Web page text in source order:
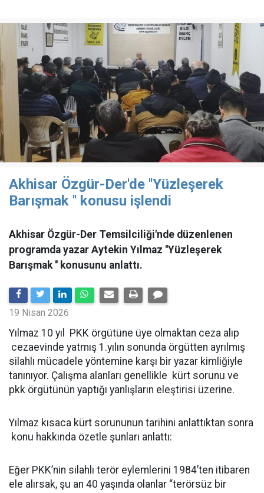
Akhisar Özgür-Der'de ''Yüzleşerek
Barışmak '' konusu işlendi
Akhisar Özgür-Der Temsilciliği'nde düzenlenen
programda yazar Aytekin Yılmaz ''Yüzleşerek
Barışmak '' konusunu anlattı.
19 Nisan 2026
Yılmaz 10 yıl PKK örgütüne üye olmaktan ceza alıp
cezaevinde yatmış 1.yılın sonunda örgütten ayrılmış
silahlı mücadele yöntemine karşı bir yazar kimliğiyle
tanınıyor. Çalışma alanları genellikle kürt sorunu ve
pkk örgütünün yaptığı yanlışların eleştirisi üzerine.
Yılmaz kısaca kürt sorununun tarihini anlattıktan sonra
konu hakkında özetle şunları anlattı:
Eğer PKK’nin silahlı terör eylemlerini 1984’ten itibaren
ele alırsak, şu an 40 yaşında olanlar “terörsüz bir